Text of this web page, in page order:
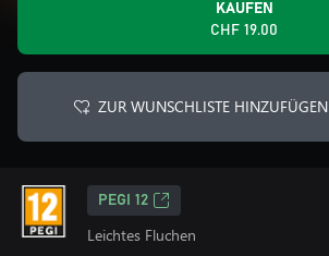
KAUFEN
CHF 19.00
ZUR WUNSCHLISTE HINZUFÜGEN
PEGI 12
Leichtes Fluchen